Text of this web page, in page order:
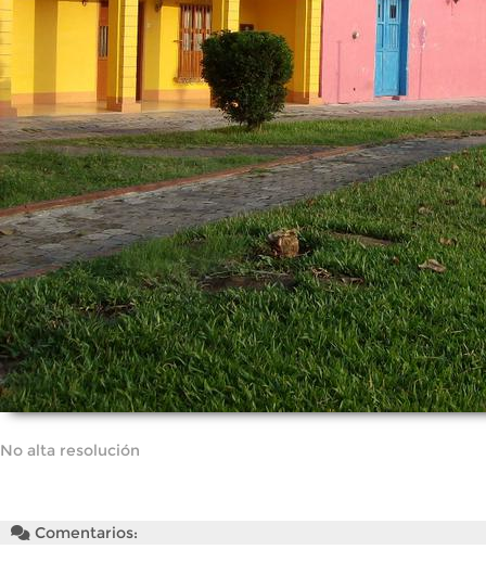
No alta resolución
Comentarios: